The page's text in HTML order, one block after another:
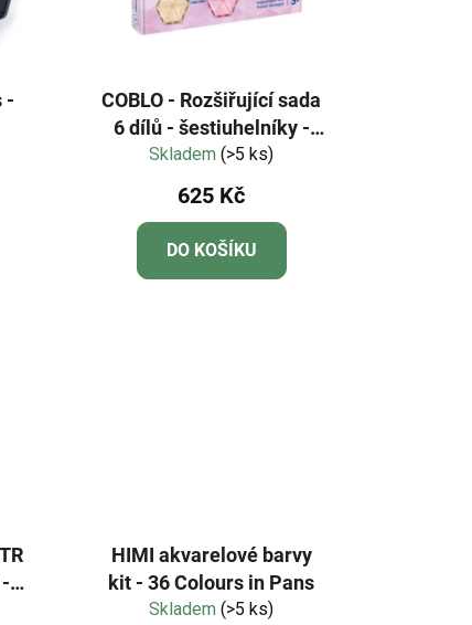
-
COBLO - Rozšiřující sada
6 dílů - šestiuhelníky -
Pastel
Skladem(>5 ks)
625 Kč
DO KOŠÍKU
HIMI akvarelové barvy
kit - 36 Colours in Pans
Skladem(>5 ks)